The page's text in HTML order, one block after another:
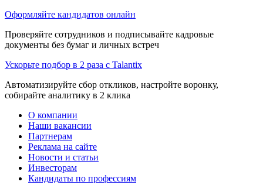
Оформляйте кандидатов онлайн
Проверяйте сотрудников и подписывайте кадровые
документы без бумаг и личных встреч
Ускорьте подбор в 2 раза с Talantix
Автоматизируйте сбор откликов, настройте воронку,
собирайте аналитику в 2 клика
О компании
Наши вакансии
Партнерам
Реклама на сайте
Новости и статьи
Инвесторам
Кандидаты по профессиям